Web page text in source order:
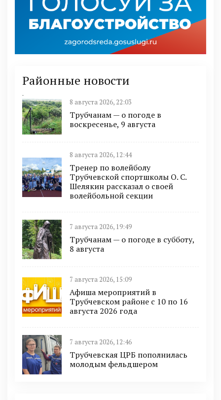
Районные новости
8 августа 2026, 22:03
Трубчанам — о погоде в
воскресенье, 9 августа
8 августа 2026, 12:44
Тренер по волейболу
Трубчевской спортшколы О. С.
Шелякин рассказал о своей
волейбольной секции
7 августа 2026, 19:49
Трубчанам — о погоде в субботу,
8 августа
7 августа 2026, 15:09
Афиша мероприятий в
Трубчевском районе с 10 по 16
августа 2026 года
7 августа 2026, 12:46
Трубчевская ЦРБ пополнилась
молодым фельдшером